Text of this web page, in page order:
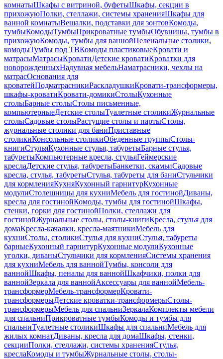
комнатыШкафы с витриной, буфетыШкафы, секции в
прихожуюПолки, стеллажи, системы храненияШкафы для
ванной комнатыВешалки, подставки для зонтовКомоды,
тумбыКомодыТумбыПрикроватные тумбыОбувницы, тумбы в
прихожуюКомоды, тумбы для ваннойПеленальные столики,
комодыТумбы под ТВКомоды пластиковыеКровати и
матрасыМатрасыКроватиДетские кроватиКроватки для
новорожденныхНадувная мебельНаматрасники, чехлы на
матрасОснования для
кроватейПодматрасникиРаскладушкиКровати-трансформеры,
шкафы-кроватиКровати-домикиСтолыКухонные
столыБарные столыСтолы письменные,
компьютерныеДетские столыТуалетные столикиЖурнальные
столыСадовые столыРастущие столы и партыСтолы,
журнальные столики для баниПриставные
столикиКонсольные столикиОбеденные группыСтолы-
книгиСтульяКухонные стулья, табуретыБарные стулья,
табуретыКомпьютерные кресла, стульяГеймерские
креслаДетские стулья, табуретыБанкетки, скамьиСадовые
кресла, стулья, табуретыСтулья, табуреты для баниСтульчики
для кормленияКухняКухонный гарнитурКухонные
модулиСтолешницы для кухниМебель для гостинойДиваны,
кресла для гостинойКомоды, тумбы для гостинойШкафы,
стенки, горки для гостинойПолки, стеллажи для
гостинойЖурнальные столы, столы-книгиКресла, стулья для
домаКресла-качалки, кресла-маятникиМебель для
кухниСтолы, столикиСтулья для кухниСтулья, табуреты
барныеКухонный гарнитурКухонные модулиКухонные
уголки, диваныСтульчики для кормленияСистемы хранения
для кухниМебель для ваннойТумбы, консоли для
ваннойШкафы, пеналы для ваннойШкафчики, полки для
ваннойЗеркала для ваннойАксессуары для ваннойМебель-
трансформерМебель-трансформерКровати-
трансформерыДетские кроватки-трансформерыСтолы-
трансформерыМебель для спальниЗеркалаКомплекты мебели
для спальниПрикроватные тумбыКомоды и тумбы для
спальниТуалетные столикиШкафы для спальниМебель для
жилых комнатДиваны, кресла для домаШкафы, стенки,
секцииПолки, стеллажи, системы храненияСтулья,
креслаКомоды и тумбыЖурнальные столы, столы-